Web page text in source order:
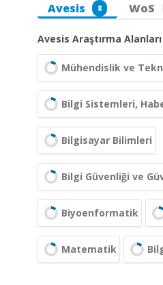
Avesis 8 WoS
Avesis Araştırma Alanları
Mühendislik ve
Bilgi Sistemleri,
Bilgisayar Bilimleri
Bilgi Güvenliği ve
Biyoenformatik
Matematik